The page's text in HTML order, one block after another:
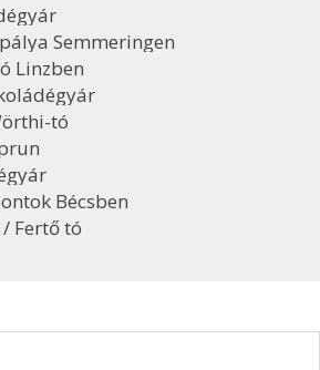
Semmeringen
Linzben
tó
Bécsben
Fertő tó